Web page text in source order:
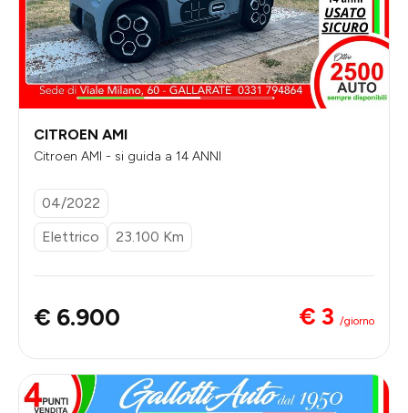
CITROEN AMI
Citroen AMI - si guida a 14 ANNI
04/2022
Elettrico
23.100 Km
€ 6.900 € 3 /giorno